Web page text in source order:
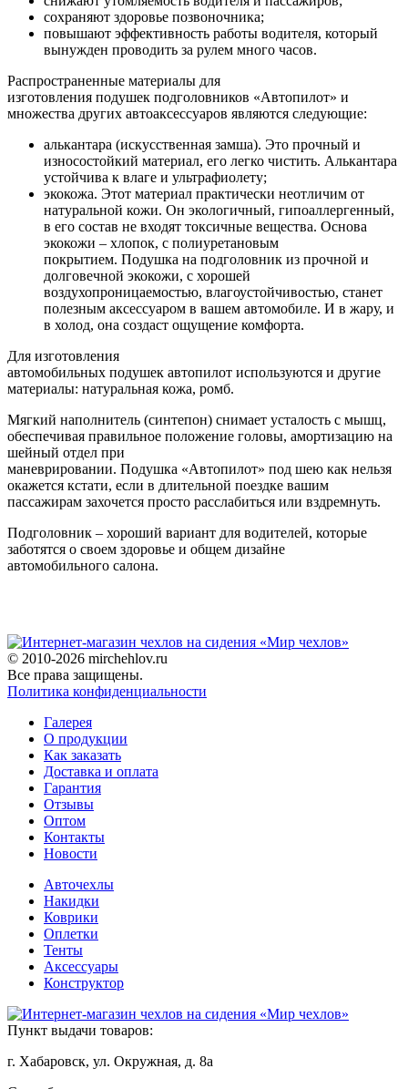
сохраняют здоровье позвоночника;
повышают эффективность работы водителя, который
вынужден проводить за рулем много часов.
Распространенные материалы для
изготовления подушек подголовников «Автопилот» и
множества других автоаксессуаров являются следующие:
алькантара (искусственная замша). Это прочный и
износостойкий материал, его легко чистить. Алькантара
устойчива к влаге и ультрафиолету;
экокожа. Этот материал практически неотличим от
натуральной кожи. Он экологичный, гипоаллергенный,
в его состав не входят токсичные вещества. Основа
экокожи – хлопок, с полиуретановым
покрытием. Подушка на подголовник из прочной и
долговечной экокожи, с хорошей
воздухопроницаемостью, влагоустойчивостью, станет
полезным аксессуаром в вашем автомобиле. И в жару, и
в холод, она создаст ощущение комфорта.
Для изготовления
автомобильных подушек автопилот используются и другие
материалы: натуральная кожа, ромб.
Мягкий наполнитель (синтепон) снимает усталость с мышц,
обеспечивая правильное положение головы, амортизацию на
шейный отдел при
маневрировании. Подушка «Автопилот» под шею как нельзя
окажется кстати, если в длительной поездке вашим
пассажирам захочется просто расслабиться или вздремнуть.
Подголовник – хороший вариант для водителей, которые
заботятся о своем здоровье и общем дизайне
автомобильного салона.
© 2010-2026 mirchehlov.ru
Все права защищены.
Политика конфиденциальности
Галерея
О продукции
Как заказать
Доставка и оплата
Гарантия
Отзывы
Оптом
Контакты
Новости
Авточехлы
Накидки
Коврики
Оплетки
Тенты
Аксессуары
Конструктор
Пункт выдачи товаров:
г. Хабаровск, ул. Окружная, д. 8а